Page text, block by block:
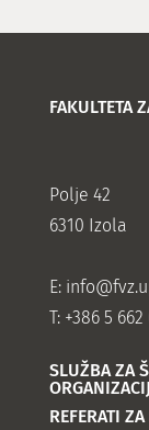
FAKULTETA
Polje 42
6310 Izola
E:
T: +386 5 662
SLUŽBA ZA
REFERATI